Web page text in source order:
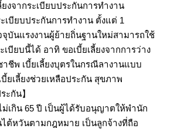
ยงจากระเบียบประกันการทำงาน
เบียบประกันการทำงาน ตั้งแต่ 1
บันแรงงานผู้ย้ายถิ่นฐานใหม่สามารถใช้
เบียบนี้ได้ อาทิ ขอเบี้ยเลี้ยงจากการว่าง
าชีพ เบี้ยเลี้ยงบุตรในกรณีลางานแบบ
ยเลี้ยงช่วยเหลือประกัน สุขภาพ
ะกัน】
เกิน 65 ปี เป็นผู้ได้รับอนุญาตให้พำนัก
ต้หวันตามกฎหมาย เป็นลูกจ้างที่ถือ